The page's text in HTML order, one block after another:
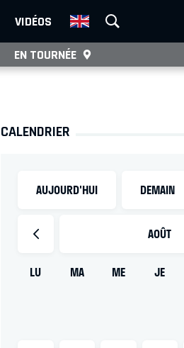
VIDÉOS
EN TOURNÉE
CALENDRIER
AUJOURD'HUI DEMAIN
AOÛT
LU MA ME JE